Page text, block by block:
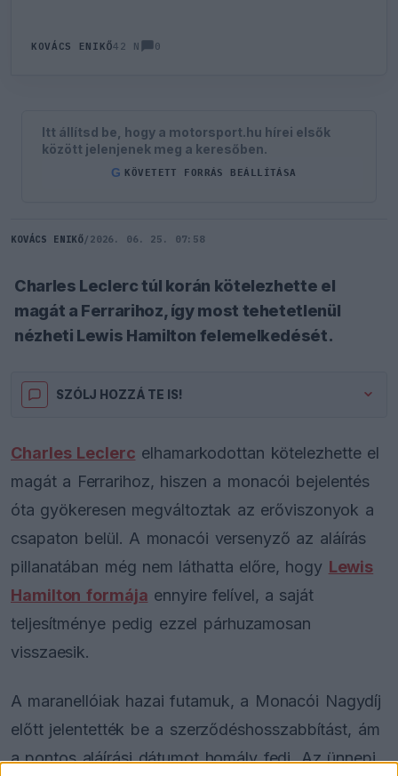
KOVÁCS ENIKŐ42 N 0
Itt állítsd be, hogy a motorsport.hu hírei elsők
között jelenjenek meg a keresőben.
G KÖVETETT FORRÁS BEÁLLÍTÁSA
KOVÁCS ENIKŐ/ 2026. 06. 25. 07:58
Charles Leclerc túl korán kötelezhette el
magát a Ferrarihoz, így most tehetetlenül
nézheti Lewis Hamilton felemelkedését.
SZÓLJ HOZZÁ TE IS!
Charles Leclerc elhamarkodottan kötelezhette el
magát a Ferrarihoz, hiszen a monacói bejelentés
óta gyökeresen megváltoztak az erőviszonyok a
csapaton belül. A monacói versenyző az aláírás
pillanatában még nem láthatta előre, hogy Lewis
Hamilton formája ennyire felível, a saját
teljesítménye pedig ezzel párhuzamosan
visszaesik.
A maranellóiak hazai futamuk, a Monacói Nagydíj
előtt jelentették be a szerződéshosszabbítást, ám
a pontos aláírási dátumot homály fedi. Az ünnepi